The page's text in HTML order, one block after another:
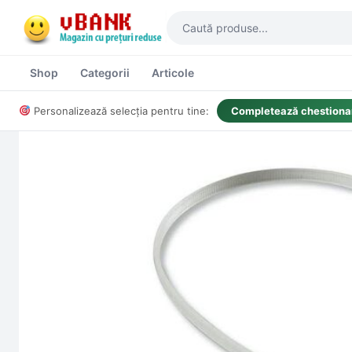
Shop Categorii Articole
Personalizează selecția pentru tine: Completează